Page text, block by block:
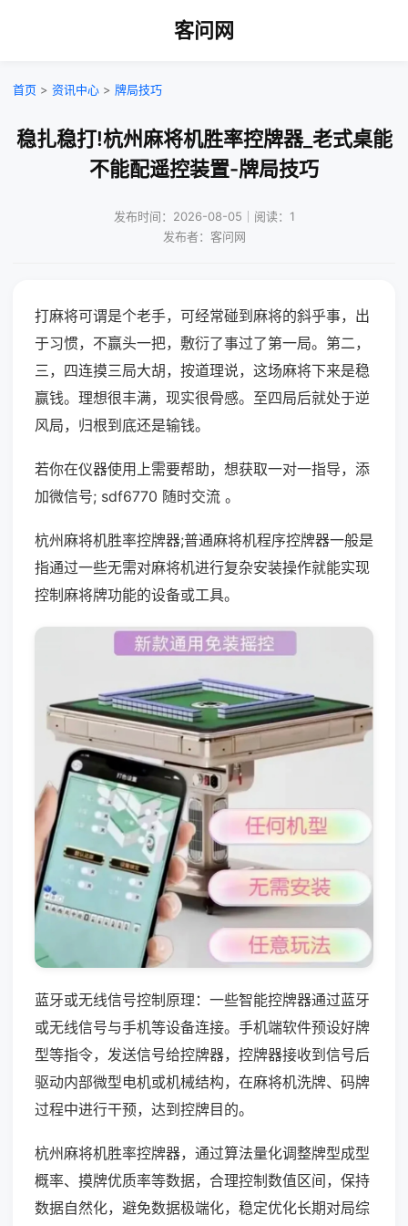
客问网
首页 > 资讯中心 > 牌局技巧
稳扎稳打!杭州麻将机胜率控牌器_老式桌能
不能配遥控装置-牌局技巧
发布时间：2026-08-05｜阅读：1
发布者：客问网
打麻将可谓是个老手，可经常碰到麻将的斜乎事，出
于习惯，不赢头一把，敷衍了事过了第一局。第二，
三，四连摸三局大胡，按道理说，这场麻将下来是稳
赢钱。理想很丰满，现实很骨感。至四局后就处于逆
风局，归根到底还是输钱。
若你在仪器使用上需要帮助，想获取一对一指导，添
加微信号; sdf6770 随时交流 。
杭州麻将机胜率控牌器;普通麻将机程序控牌器一般是
指通过一些无需对麻将机进行复杂安装操作就能实现
控制麻将牌功能的设备或工具。
蓝牙或无线信号控制原理：一些智能控牌器通过蓝牙
或无线信号与手机等设备连接。手机端软件预设好牌
型等指令，发送信号给控牌器，控牌器接收到信号后
驱动内部微型电机或机械结构，在麻将机洗牌、码牌
过程中进行干预，达到控牌目的。
杭州麻将机胜率控牌器，通过算法量化调整牌型成型
概率、摸牌优质率等数据，合理控制数值区间，保持
数据自然化，避免数据极端化，稳定优化长期对局综